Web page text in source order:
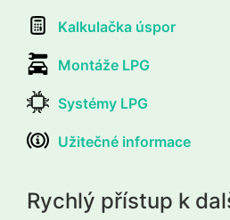
Kalkulačka úspor
Montáže LPG
Systémy LPG
Užitečné informace
Rychlý přístup k